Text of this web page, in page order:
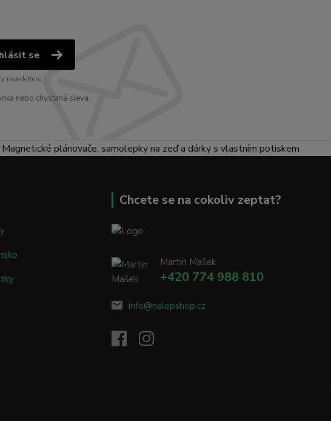
se
newsletteru.
nebo chystaná sleva.
Magnetické plánovače, samolepky na zeď a dárky s vlastním potiskem
Chcete se na cokoliv zeptat?
Martin Mašek
+420 774 988 810
info@nalepshop.cz